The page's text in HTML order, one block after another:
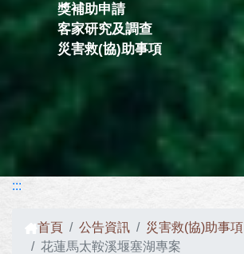
關鍵字搜尋
獎補助申請
客家研究及調查
災害救(協)助事項
:::
首頁 公告資訊
災害救(協)助事項
花蓮馬太鞍溪堰塞湖專案